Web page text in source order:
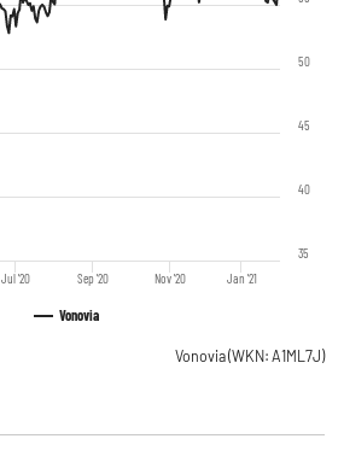
Vonovia
Jul '20 Sep '20 Nov '20 Jan '21
35
40
45
50
Vonovia(WKN: A1ML7J)